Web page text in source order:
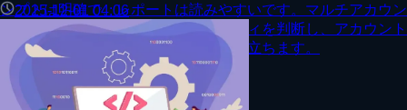
ンプトは明確で、レポートは読みやすいです。マルチアカウン
トオペレーションが環境のセキュリティを判断し、アカウント
の関連付けを回避するのに効果的に役立ちます。
2025-12-01 04:06